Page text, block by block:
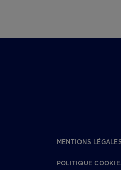
MENTIONS
POLITIQUE